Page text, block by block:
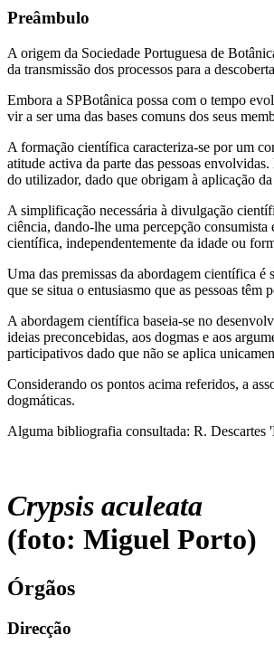
Preâmbulo
A origem da Sociedade Portuguesa de
da transmissão dos processos para a
Embora a SPBotânica possa com o tempo
vir a ser uma das bases comuns dos seus
A formação científica caracteriza-se por um
atitude activa da parte das pessoas
do utilizador, dado que obrigam à aplicação
A simplificação necessária à divulgação
ciência, dando-lhe uma percepção
científica, independentemente da idade ou
Uma das premissas da abordagem científica é
que se situa o entusiasmo que as pessoas
A abordagem científica baseia-se no
ideias preconcebidas, aos dogmas e aos
participativos dado que não se aplica
Considerando os pontos acima referidos, a
dogmáticas.
Alguma bibliografia consultada: R.
Crypsis aculeata
(foto: Miguel Porto)
Órgãos
Direcção